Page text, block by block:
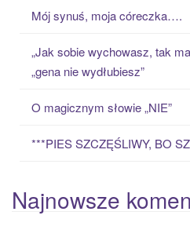
Mój synuś, moja córeczka….
„Jak sobie wychowasz, tak
„gena nie wydłubiesz”
O magicznym słowie „NIE”
***PIES SZCZĘŚLIWY, BO
Najnowsze